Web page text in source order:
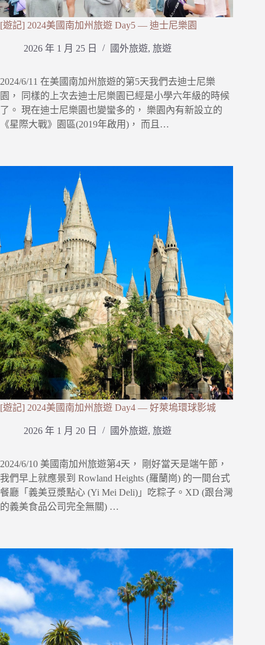
[遊記] 2024美國南加州旅遊 Day5 — 迪士尼樂園
2026 年 1 月 25 日 國外旅遊, 旅遊
2024/6/11 在美國南加州旅遊的第5天我們去迪士尼樂
園， 同樣的上次去迪士尼樂園已經是小學六年級的時候
了。 現在迪士尼樂園也變蠻多的， 樂園內有新設立的
《星際大戰》園區(2019年啟用)， 而且…
[遊記] 2024美國南加州旅遊 Day4 — 好萊塢環球影城
2026 年 1 月 20 日 國外旅遊, 旅遊
2024/6/10 美國南加州旅遊第4天， 剛好當天是端午節，
我們早上就應景到 Rowland Heights (羅蘭崗) 的一間台式
餐廳「義美豆漿點心 (Yi Mei Deli)」吃粽子。XD (跟台灣
的義美食品公司完全無關) …